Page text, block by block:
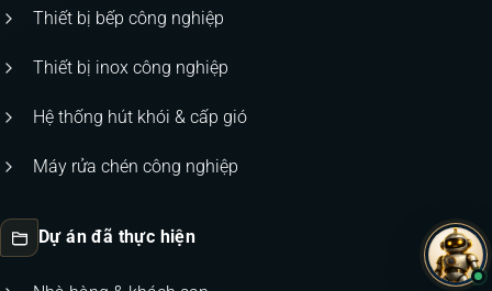
Thiết bị bếp công nghiệp
Thiết bị inox công nghiệp
Hệ thống hút khói & cấp gió
Máy rửa chén công nghiệp
Dự án đã thực hiện